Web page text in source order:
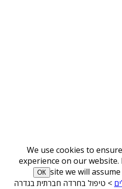
We use cookies to
experience on our
site we will
ОК
> טיפול בחרדה חברתית בגדרה